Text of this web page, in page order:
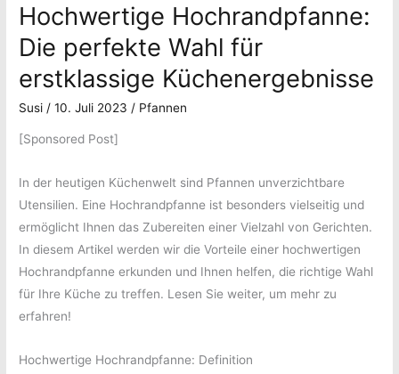
Induktionspfanne
wissen
musst:
Kochen
in
Zukunft
über
Induktionspfanne
wissen
in
Zukunft
Hochwertige Hochrandpfanne:
Die perfekte Wahl für
erstklassige Küchenergebnisse
Susi /10. Juli 2023 / Pfannen
[Sponsored Post]
In der heutigen Küchenwelt sind Pfannen unverzichtbare
Utensilien. Eine Hochrandpfanne ist besonders vielseitig und
ermöglicht Ihnen das Zubereiten einer Vielzahl von Gerichten.
In diesem Artikel werden wir die Vorteile einer hochwertigen
Hochrandpfanne erkunden und Ihnen helfen, die richtige Wahl
für Ihre Küche zu treffen. Lesen Sie weiter, um mehr zu
erfahren!
Hochwertige Hochrandpfanne: Definition